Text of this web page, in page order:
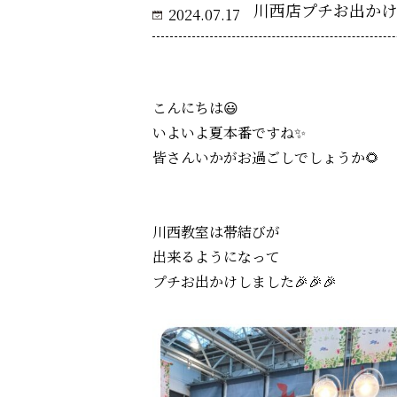
2024.07.17 川西店プチお出か
こんにちは😃
いよいよ夏本番ですね✨
皆さんいかがお過ごしでしょうか🌻
川西教室は帯結びが
出来るようになって
プチお出かけしました🎉🎉🎉